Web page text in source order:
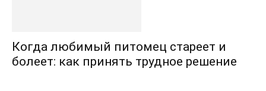
Когда любимый питомец стареет и
болеет: как принять трудное решение